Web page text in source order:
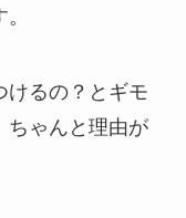
けるの？とギモ
ちゃんと理由が